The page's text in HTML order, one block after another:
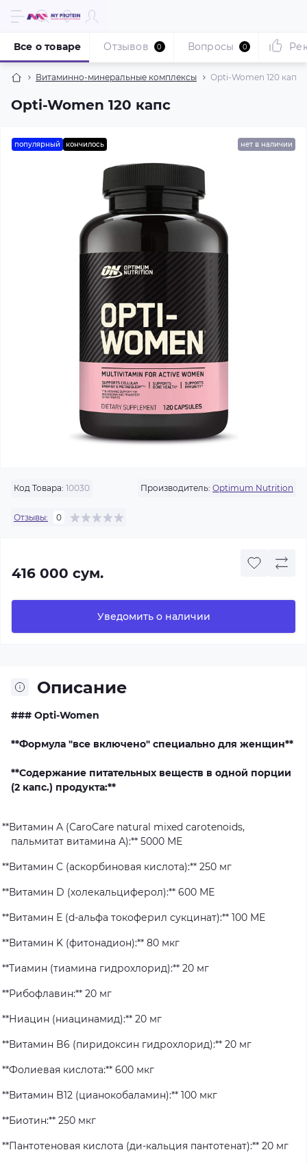
Витаминно-минеральные комплексы Opti-Women 120 капс
Opti-Women 120 капс
Все о товаре Отзывов 0 Вопросы 0
популярный кончилось нет в наличии
Код Товара: 10030 Производитель: Optimum Nutrition
Отзывы: 0
416 000 сум.
Уведомить о наличии
Описание
### Opti-Women
**Формула "все включено" специально для женщин**
**Содержание питательных веществ в одной порции
(2 капс.) продукта:**
**Витамин A (CaroCare natural mixed carotenoids,
пальмитат витамина А):** 5000 МЕ
**Витамин C (аскорбиновая кислота):** 250 мг
**Витамин D (холекальциферол):** 600 МЕ
**Витамин E (d-альфа токоферил сукцинат):** 100 МЕ
**Витамин K (фитонадион):** 80 мкг
**Тиамин (тиамина гидрохлорид):** 20 мг
**Рибофлавин:** 20 мг
**Ниацин (ниацинамид):** 20 мг
**Витамин B6 (пиридоксин гидрохлорид):** 20 мг
**Фолиевая кислота:** 600 мкг
**Витамин B12 (цианокобаламин):** 100 мкг
**Биотин:** 250 мкг
**Пантотеновая кислота (ди-кальция пантотенат):** 20 мг